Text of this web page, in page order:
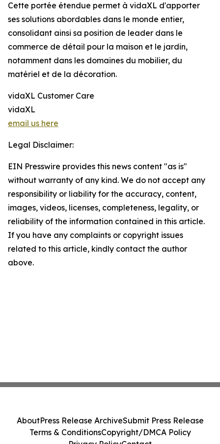
Cette portée étendue permet à vidaXL d'apporter
ses solutions abordables dans le monde entier,
consolidant ainsi sa position de leader dans le
commerce de détail pour la maison et le jardin,
notamment dans les domaines du mobilier, du
matériel et de la décoration.
vidaXL Customer Care
vidaXL
email us here
Legal Disclaimer:
EIN Presswire provides this news content "as is"
without warranty of any kind. We do not accept any
responsibility or liability for the accuracy, content,
images, videos, licenses, completeness, legality, or
reliability of the information contained in this article.
If you have any complaints or copyright issues
related to this article, kindly contact the author
above.
AboutPress Release ArchiveSubmit Press Release
Terms & ConditionsCopyright/DMCA Policy